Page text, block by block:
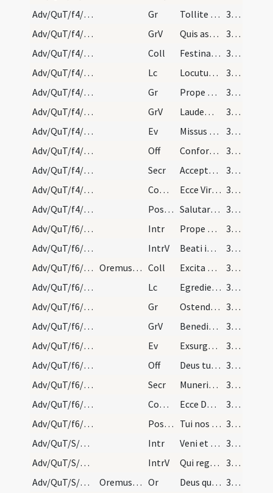
Adv/QuT/f4/M2/Mass Propers/1
Gr Tollite portas principes vestras
30 (5v)
Adv/QuT/f4/M2/Mass Propers/1
GrV Quis ascendet in montem Domini
30 (5v)
Adv/QuT/f4/M2/Mass Propers
Coll Festina quaesumus Domine ne tardaveris et auxilium ... pietate confidunt.
30 (5v)
Adv/QuT/f4/M2/Mass Propers
Lc Locutus est Dominus ... Pete tibi signum
30 (5v)
Adv/QuT/f4/M2/Mass Propers/2
Gr Prope est Dominus omnibus invocantibus eum
30 (5v)
Adv/QuT/f4/M2/Mass Propers/2
GrV Laudem Domini loquetur os meum
30 (5v)
Adv/QuT/f4/M2/Mass Propers
Ev Missus est angelus Gabriel
30 (5v)
Adv/QuT/f4/M2/Mass Propers
Off Confortamini et iam nolite timere
31 (6r)
Adv/QuT/f4/M2/Mass Propers
Secr Accepta tibi sint quaesumus Domine ieiunia nostra
31 (6r)
Adv/QuT/f4/M2/Mass Propers
Comm Ecce Virgo concipiet
31 (6r)
Adv/QuT/f4/M2/Mass Propers
Postcomm Salutaris tui Domine munere satiati supplices deprecamur
31 (6r)
Adv/QuT/f6/M2/Mass Propers
Intr Prope esto Domine
31 (6r)
Adv/QuT/f6/M2/Mass Propers
IntrV Beati immaculati in via
31 (6r)
Adv/QuT/f6/M2/Mass Propers
Oremus. Flectamus genua. Levate. Coll Excita quaesumus Domine potentiam tuam et veni ut hi qui in tua pietate
31 (6r)
Adv/QuT/f6/M2/Mass Propers
Lc Egredietur virga de radice Iesse
31 (6r)
Adv/QuT/f6/M2/Mass Propers
Gr Ostende nobis Domine misericordiam tuam
32 (6v)
Adv/QuT/f6/M2/Mass Propers
GrV Benedixisti Domine terram tuam
32 (6v)
Adv/QuT/f6/M2/Mass Propers
Ev Exsurgens Maria abiit in montana
32 (6v)
Adv/QuT/f6/M2/Mass Propers
Off Deus tu convertens vivificabis nos
32 (6v)
Adv/QuT/f6/M2/Mass Propers
Secr Muneribus nostris quaesumus Domine precibusque susceptis
32 (6v)
Adv/QuT/f6/M2/Mass Propers
Comm Ecce Dominus veniet
32 (6v)
Adv/QuT/f6/M2/Mass Propers
Postcomm Tui nos Domine sacramenti libatio sancta restauret
32 (6v)
Adv/QuT/S/M2/Mass Propers
Intr Veni et ostende nobis faciem tuam
32 (6v)
Adv/QuT/S/M2/Mass Propers
IntrV Qui regis Israel intende
32 (6v)
Adv/QuT/S/M2/Mass Propers/1
Oremus. Flectamus. Levate. Or Deus qui conspicis quia ex nostra pravitate affligimur 32 (6v)